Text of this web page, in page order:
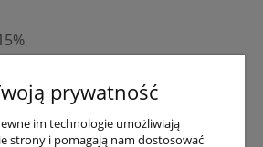
płacisz
prywatność
im technologie umożliwiają
strony i pomagają nam dostosować